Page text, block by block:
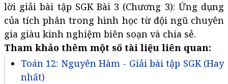
lời giải bài tập SGK Bài 3 (Chương 3): Ứng dụng
của tích phân trong hình học từ đội ngũ chuyên
gia giàu kinh nghiệm biên soạn và chia sẻ.
Tham khảo thêm một số tài liệu liên quan:
Toán 12: Nguyên Hàm - Giải bài tập SGK (Hay
nhất)